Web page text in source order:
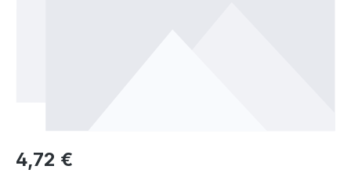
Regulärer Preis:
4,72 €